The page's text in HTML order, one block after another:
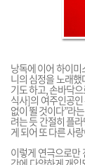
낭독에 이어 하이
니의 심정을 노래
기도 하고, 손바닥
식사]의 여주인공
없이 뛸 것이다”라
려는 듯 간절히 플
게 되어 또 다른 사
이렇게 연극으로만